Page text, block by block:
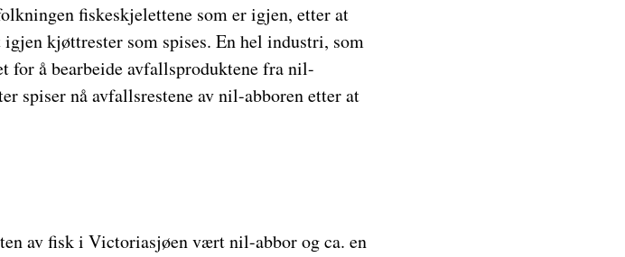
fiskeskjelettene som er igjen, etter at
kjøttrester som spises. En hel industri, som
for å bearbeide avfallsproduktene fra nil-
spiser nå avfallsrestene av nil-abboren etter at
av fisk i Victoriasjøen vært nil-abbor og ca. en